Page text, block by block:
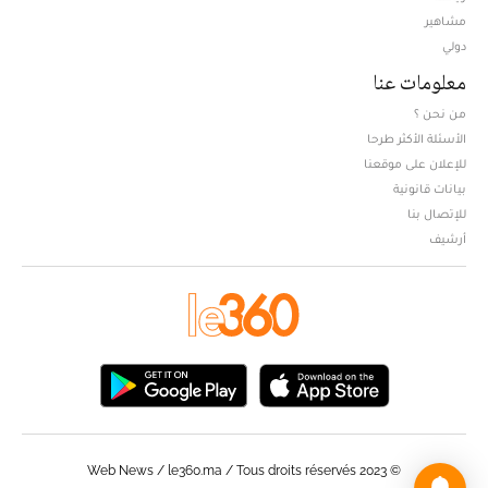
مشاهير
دولي
معلومات عنا
من نحن ؟
الأسئلة الأكثر طرحا
للإعلان على موقعنا
بيانات قانونية
للإتصال بنا
أرشيف
© Web News / le360.ma / Tous droits réservés 2023